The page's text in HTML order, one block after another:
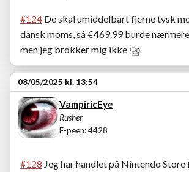
#124 De skal umiddelbart fjerne tysk
dansk moms, så €469.99 burde
men jeg brokker mig ikke
08/05/2025 kl. 13:54
VampiricEye
Rusher
E-peen: 4428
#128 Jeg har handlet på Nintendo Store